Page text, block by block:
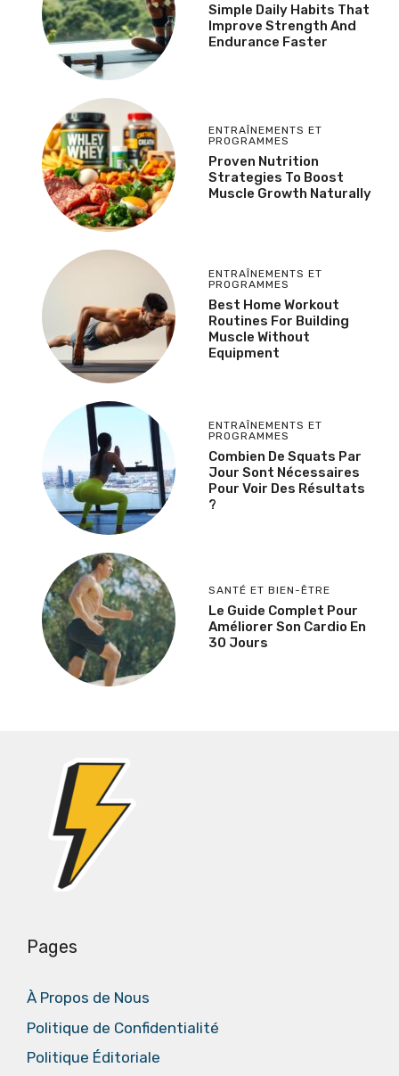
Simple Daily Habits That
Improve Strength And
Endurance Faster
ENTRAÎNEMENTS ET
PROGRAMMES
Proven Nutrition
Strategies To Boost
Muscle Growth Naturally
ENTRAÎNEMENTS ET
PROGRAMMES
Best Home Workout
Routines For Building
Muscle Without
Equipment
ENTRAÎNEMENTS ET
PROGRAMMES
Combien De Squats Par
Jour Sont Nécessaires
Pour Voir Des Résultats
?
SANTÉ ET BIEN-ÊTRE
Le Guide Complet Pour
Améliorer Son Cardio En
30 Jours
Pages
À Propos de Nous
Politique de Confidentialité
Politique Éditoriale